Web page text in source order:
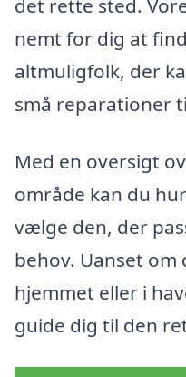
det rette sted.
nemt for dig at
altmuligfolk, der
små reparationer
Med en oversigt
område kan du
vælge den, der
behov. Uanset
hjemmet eller i
guide dig til den